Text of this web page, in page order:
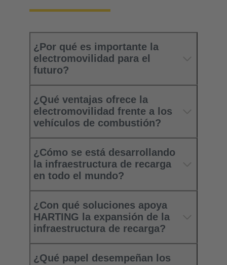
¿Por qué es importante la
electromovilidad para el
futuro?
¿Qué ventajas ofrece la
electromovilidad frente a los
vehículos de combustión?
¿Cómo se está desarrollando
la infraestructura de recarga
en todo el mundo?
¿Con qué soluciones apoya
HARTING la expansión de la
infraestructura de recarga?
¿Qué papel desempeñan los